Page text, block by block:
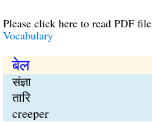
Please click here to read PDF file
Vocabulary
बेल
संज्ञा
तारि
creeper